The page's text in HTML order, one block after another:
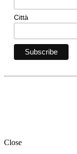
Città
Close